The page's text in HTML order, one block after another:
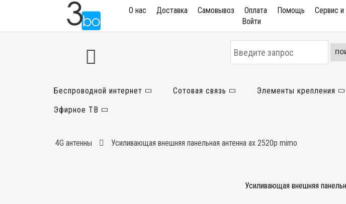
О нас Доставка Самовывоз Оплата Помощь
Сервис и
Войти
Беспроводной интернет Сотовая связь Элементы крепления
Эфирное ТВ
4G антенны Усиливающая внешняя панельная антенна ax 2520p mimo
Усиливающая внешняя